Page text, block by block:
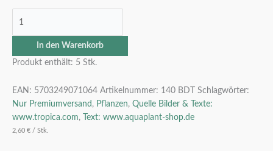
In den Warenkorb
Produkt enthält: 5 Stk.
EAN: 5703249071064 Artikelnummer: 140 BDT
Schlagwörter:
Nur Premiumversand , Pflanzen, Quelle Bilder & Texte:
www.tropica.com, Text: www.aquaplant-shop.de
2,60 € / Stk.